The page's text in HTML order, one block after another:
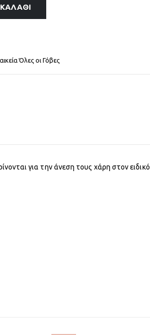
Όλες οι Γόβες
για την άνεση τους χάρη στον ειδικό